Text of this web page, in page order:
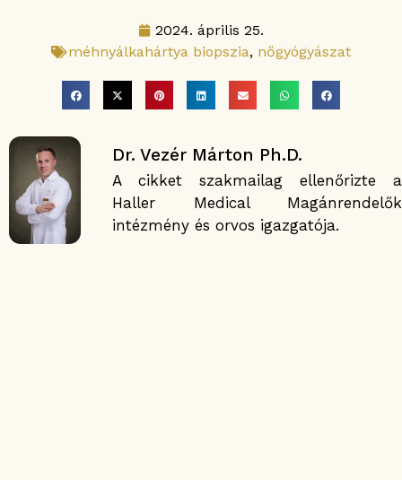
2024. április 25.
méhnyálkahártya biopszia, nőgyógyászat
Dr. Vezér Márton Ph.D.
A cikket szakmailag ellenőrizte a
Haller Medical Magánrendelők
intézmény és orvos igazgatója.